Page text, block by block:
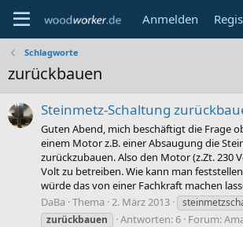
Anmelden
Schlagworte
zurückbauen
Steinmetz-Schaltung
Guten Abend, mich beschäftigt die Frage
einem Motor z.B. einer Absaugung die
zurückzubauen. Also den Motor (z.Zt. 230
Volt zu betreiben. Wie kann man
würde das von einer Fachkraft machen
DaBa Thema 2. März 2013
zurückbauen
Antworten: 6 Forum: